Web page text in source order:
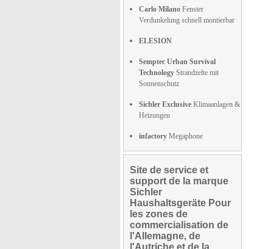
Carlo Milano Fenster
Verdunkelung schnell montierbar
ELESION
Semptec Urban Survival
Technology Strandzelte mit
Sonnenschutz
Sichler Exclusive Klimaanlagen &
Heizungen
infactory Megaphone
Site de service et
support de la marque
Sichler
Haushaltsgeräte Pour
les zones de
commercialisation de
l'Allemagne, de
l'Autriche et de la